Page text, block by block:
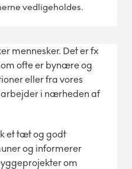
vedligeholdes.
mennesker. Det er fx
ofte er bynære og
eller fra vores
i nærheden af
et tæt og godt
og informerer
om